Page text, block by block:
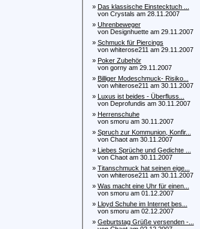
» Das klassische Einstecktuch ...
von Crystals am 28.11.2007
» Uhrenbeweger
von Designhuette am 29.11.2007
» Schmuck für Piercings
von whiterose211 am 29.11.2007
» Poker Zubehör
von gorny am 29.11.2007
» Billiger Modeschmuck- Risiko...
von whiterose211 am 30.11.2007
» Luxus ist beides - Überfluss...
von Deprofundis am 30.11.2007
» Herrenschuhe
von smoru am 30.11.2007
» Spruch zur Kommunion, Konfir...
von Chaot am 30.11.2007
» Liebes Sprüche und Gedichte ...
von Chaot am 30.11.2007
» Titanschmuck hat seinen eige...
von whiterose211 am 30.11.2007
» Was macht eine Uhr für einen...
von smoru am 01.12.2007
» Lloyd Schuhe im Internet bes...
von smoru am 02.12.2007
» Geburtstag Grüße versenden -...